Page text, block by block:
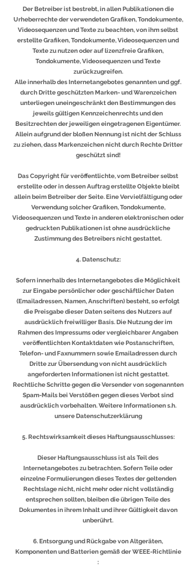
Der Betreiber ist bestrebt, in allen Publikationen die
Urheberrechte der verwendeten Grafiken, Tondokumente,
Videosequenzen und Texte zu beachten, von ihm selbst
erstellte Grafiken, Tondokumente, Videosequenzen und
Texte zu nutzen oder auf lizenzfreie Grafiken,
Tondokumente, Videosequenzen und Texte
zurückzugreifen.
Alle innerhalb des Internetangebotes genannten und ggf.
durch Dritte geschützten Marken- und Warenzeichen
unterliegen uneingeschränkt den Bestimmungen des
jeweils gültigen Kennzeichenrechts und den
Besitzrechten der jeweiligen eingetragenen Eigentümer.
Allein aufgrund der bloßen Nennung ist nicht der Schluss
zu ziehen, dass Markenzeichen nicht durch Rechte Dritter
geschützt sind!
Das Copyright für veröffentlichte, vom Betreiber selbst
erstellte oder in dessen Auftrag erstellte Objekte bleibt
allein beim Betreiber der Seite. Eine Vervielfältigung oder
Verwendung solcher Grafiken, Tondokumente,
Videosequenzen und Texte in anderen elektronischen oder
gedruckten Publikationen ist ohne ausdrückliche
Zustimmung des Betreibers nicht gestattet.
4. Datenschutz:
Sofern innerhalb des Internetangebotes die Möglichkeit
zur Eingabe persönlicher oder geschäftlicher Daten
(Emailadressen, Namen, Anschriften) besteht, so erfolgt
die Preisgabe dieser Daten seitens des Nutzers auf
ausdrücklich freiwilliger Basis. Die Nutzung der im
Rahmen des Impressums oder vergleichbarer Angaben
veröffentlichten Kontaktdaten wie Postanschriften,
Telefon- und Faxnummern sowie Emailadressen durch
Dritte zur Übersendung von nicht ausdrücklich
angeforderten Informationen ist nicht gestattet.
Rechtliche Schritte gegen die Versender von sogenannten
Spam-Mails bei Verstößen gegen dieses Verbot sind
ausdrücklich vorbehalten. Weitere Informationen s.h.
unsere Datenschutzerklärung
5. Rechtswirksamkeit dieses Haftungsausschlusses:
Dieser Haftungsausschluss ist als Teil des
Internetangebotes zu betrachten. Sofern Teile oder
einzelne Formulierungen dieses Textes der geltenden
Rechtslage nicht, nicht mehr oder nicht vollständig
entsprechen sollten, bleiben die übrigen Teile des
Dokumentes in ihrem Inhalt und ihrer Gültigkeit davon
unberührt.
6. Entsorgung und Rückgabe von Altgeräten,
Komponenten und Batterien gemäß der WEEE-Richtlinie
: